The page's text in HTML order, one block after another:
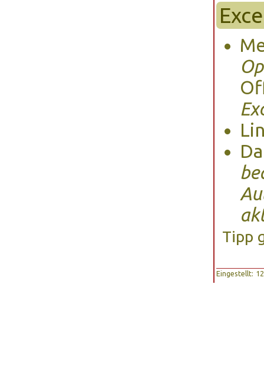
Tipp
Eingestellt: